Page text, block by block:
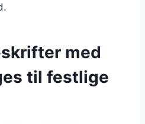
med
til festlige